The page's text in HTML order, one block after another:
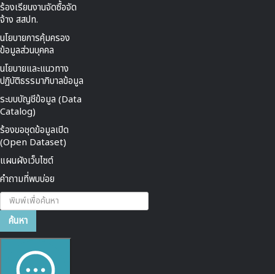
ร้องเรียนงานจัดซื้อจัด
จ้าง สสปท.
นโยบายการคุ้มครอง
ข้อมูลส่วนบุคคล
นโยบายและแนวทาง
ปฏิบัติธรรมาภิบาลข้อมูล
ระบบบัญชีข้อมูล (Data
Catalog)
ร้องขอชุดข้อมูลเปิด
(Open Dataset)
แผนผังเว็บไซต์
คำถามที่พบบ่อย
ค้นหา...
ค้นหา